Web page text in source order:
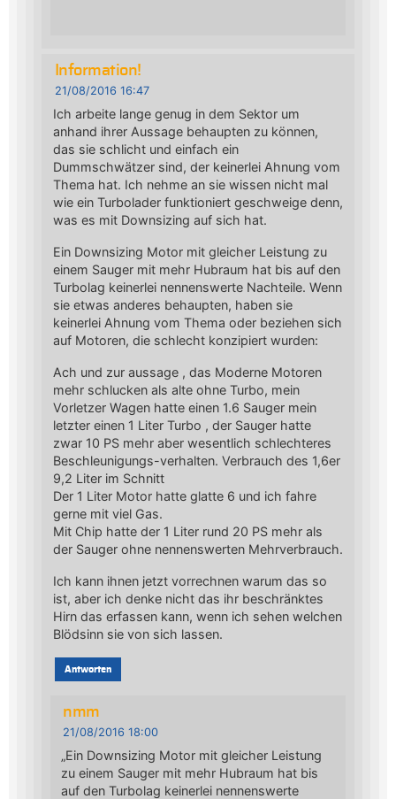
Information!
21/08/2016 16:47
Ich arbeite lange genug in dem Sektor um
anhand ihrer Aussage behaupten zu können,
das sie schlicht und einfach ein
Dummschwätzer sind, der keinerlei Ahnung vom
Thema hat. Ich nehme an sie wissen nicht mal
wie ein Turbolader funktioniert geschweige denn,
was es mit Downsizing auf sich hat.
Ein Downsizing Motor mit gleicher Leistung zu
einem Sauger mit mehr Hubraum hat bis auf den
Turbolag keinerlei nennenswerte Nachteile. Wenn
sie etwas anderes behaupten, haben sie
keinerlei Ahnung vom Thema oder beziehen sich
auf Motoren, die schlecht konzipiert wurden:
Ach und zur aussage , das Moderne Motoren
mehr schlucken als alte ohne Turbo, mein
Vorletzer Wagen hatte einen 1.6 Sauger mein
letzter einen 1 Liter Turbo , der Sauger hatte
zwar 10 PS mehr aber wesentlich schlechteres
Beschleunigungs-verhalten. Verbrauch des 1,6er
9,2 Liter im Schnitt
Der 1 Liter Motor hatte glatte 6 und ich fahre
gerne mit viel Gas.
Mit Chip hatte der 1 Liter rund 20 PS mehr als
der Sauger ohne nennenswerten Mehrverbrauch.
Ich kann ihnen jetzt vorrechnen warum das so
ist, aber ich denke nicht das ihr beschränktes
Hirn das erfassen kann, wenn ich sehen welchen
Blödsinn sie von sich lassen.
Antworten
nmm
21/08/2016 18:00
„Ein Downsizing Motor mit gleicher Leistung
zu einem Sauger mit mehr Hubraum hat bis
auf den Turbolag keinerlei nennenswerte